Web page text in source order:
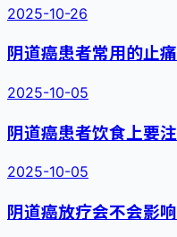
2025-10-26
阴道癌患者常用的止
2025-10-05
阴道癌患者饮食上要
2025-10-05
阴道癌放疗会不会影